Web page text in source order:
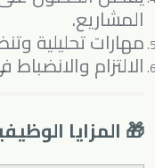
المشاريع.
مهارات تحليلية
الالتزام
🎁 المزايا